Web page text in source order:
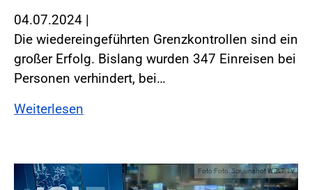
04.07.2024 |
Die wiedereingeführten Grenzkontrollen sind ein
großer Erfolg. Bislang wurden 347 Einreisen bei
Personen verhindert, bei…
Weiterlesen
Foto:Foto: Screenshot WELT TV